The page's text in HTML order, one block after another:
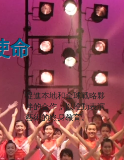
命
促進本地和全球戰略夥
伴的合作，以推動表演
藝術的終身教育。